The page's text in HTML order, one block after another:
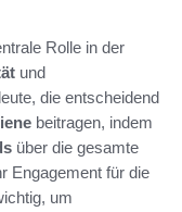
Rolle in der
und
die entscheidend
beitragen, indem
über die gesamte
Engagement für die
um